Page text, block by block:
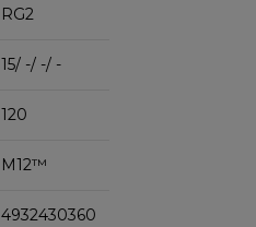
RG2
15/ -/ -/ -
120
M12™
4932430360